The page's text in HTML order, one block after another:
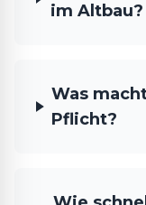
im Altbau?
Was
Pflicht?